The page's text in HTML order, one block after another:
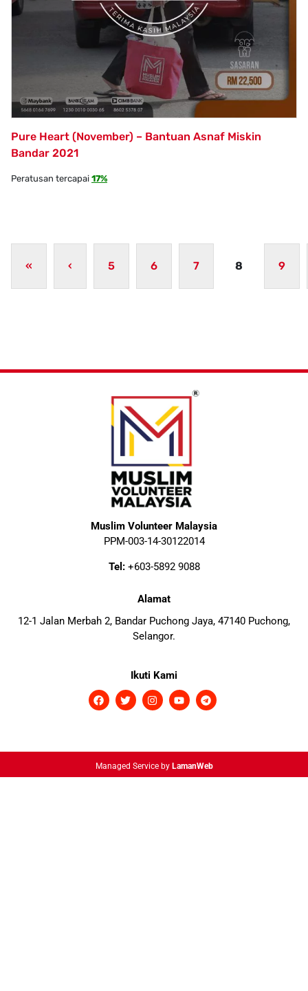
Pure Heart (November) – Bantuan Asnaf Miskin
Bandar 2021
Peratusan tercapai 17%
« ‹ 5 6 7 8 9
Muslim Volunteer Malaysia
PPM-003-14-30122014
Tel: +603-5892 9088
Alamat
12-1 Jalan Merbah 2, Bandar Puchong Jaya, 47140 Puchong,
Selangor.
Ikuti Kami
Managed Service by LamanWeb